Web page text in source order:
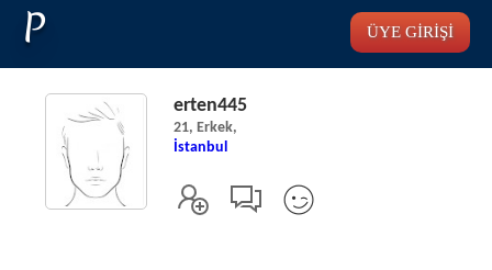
P ÜYE GİRİŞİ
erten445
21, Erkek,
İstanbul